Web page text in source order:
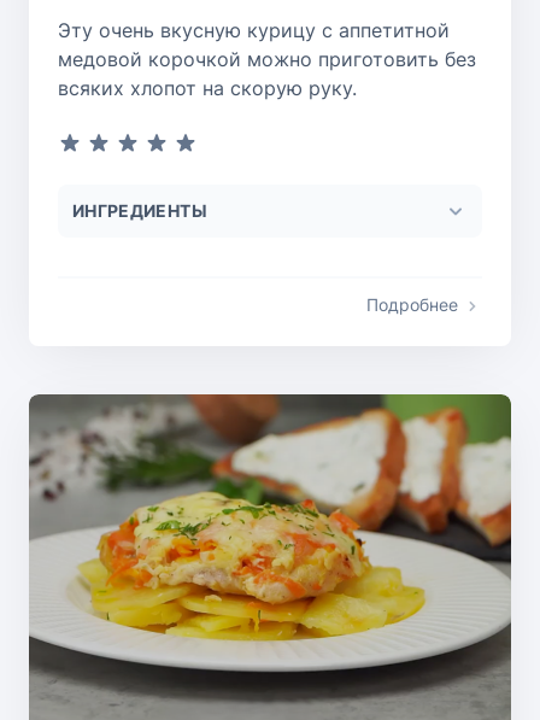
Эту очень вкусную курицу с аппетитной
медовой корочкой можно приготовить без
всяких хлопот на скорую руку.
ИНГРЕДИЕНТЫ
Подробнее